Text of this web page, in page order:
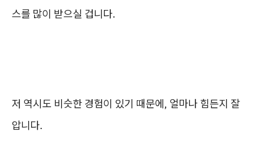
스를 많이 받으실 겁니다.
저 역시도 비슷한 경험이 있기 때문에, 얼마나 힘든지 잘
압니다.